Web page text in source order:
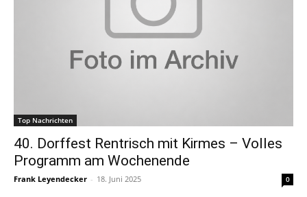
Top Nachrichten
40. Dorffest Rentrisch mit Kirmes – Volles
Programm am Wochenende
Frank Leyendecker - 18. Juni 2025 0